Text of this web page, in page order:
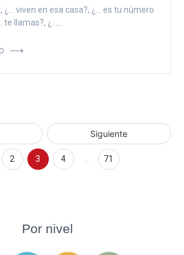
¿... viven en esa casa?, ¿... es tu número
llamas?, ¿......
Siguiente
2 3 4 71
Por nivel